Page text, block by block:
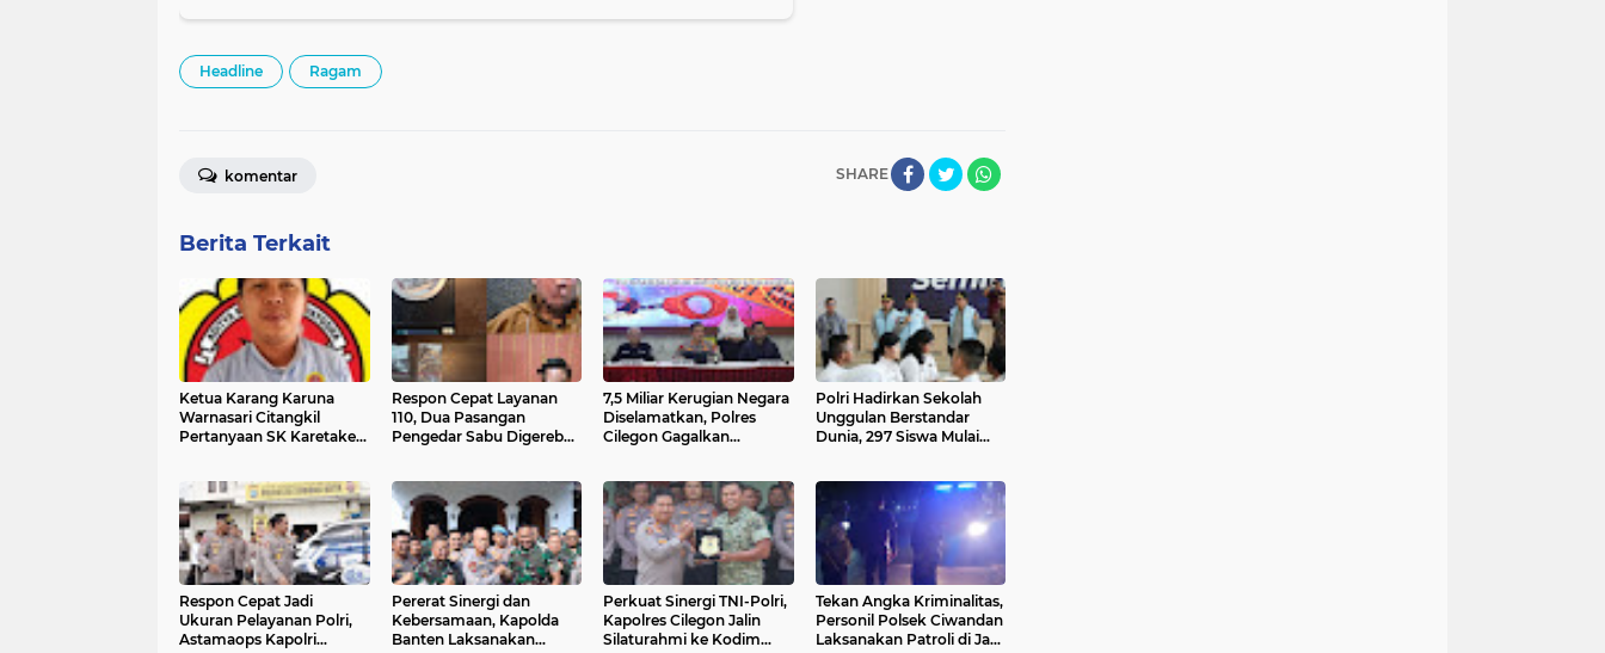
Headline Ragam
SHARE
komentar
Berita Terkait
Ketua Karang Karuna
Warnasari Citangkil
Pertanyaan SK Karetaker
Respon Cepat Layanan
110, Dua Pasangan
Pengedar Sabu Digerebek
7,5 Miliar Kerugian Negara
Diselamatkan, Polres
Cilegon Gagalkan
Polri Hadirkan Sekolah
Unggulan Berstandar
Dunia, 297 Siswa Mulai
Respon Cepat Jadi
Ukuran Pelayanan Polri,
Astamaops Kapolri
Pererat Sinergi dan
Kebersamaan, Kapolda
Banten Laksanakan
Perkuat Sinergi TNI-Polri,
Kapolres Cilegon Jalin
Silaturahmi ke Kodim
Tekan Angka Kriminalitas,
Personil Polsek Ciwandan
Laksanakan Patroli di Jam